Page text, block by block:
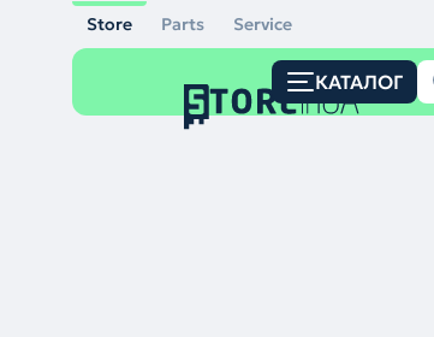
Store Parts Service
КАТАЛОГ